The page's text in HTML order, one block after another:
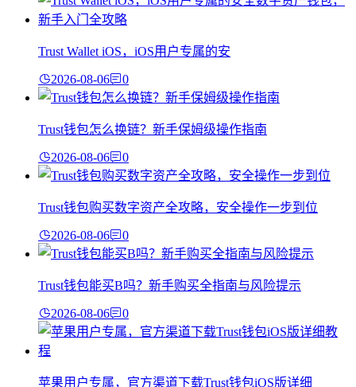
Trust Wallet iOS，iOS用户专属的安
2026-08-06 0
Trust钱包怎么换链？新手保姆级操作指南
2026-08-06 0
Trust钱包购买数字资产全攻略，安全操作一步到位
2026-08-06 0
Trust钱包能买B吗？新手购买全指南与风险提示
2026-08-06 0
苹果用户专属，官方渠道下载Trust钱包iOS版详细